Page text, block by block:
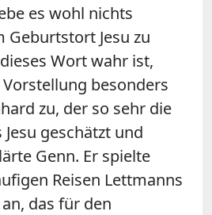
es wohl nichts
Geburtstort Jesu zu
Wort wahr ist,
besonders
zu, der so sehr die
geschätzt und
Genn. Er spielte
Reisen Lettmanns
das für den